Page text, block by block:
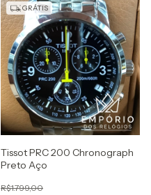
GRÁTIS
Tissot PRC 200 Chronograph
Preto Aço
R$1.799,00